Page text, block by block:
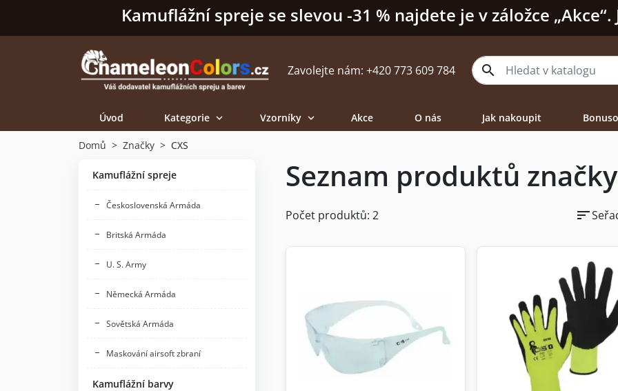
Kamuflážní spreje se slevou -31 % najdete je v záložce
Zavolejte nám:+420 773 609 784 
Úvod Kategorie  Vzorníky  Akce O nás Jak nakoupit
Domů Značky CXS
Kamuflážní spreje
Československá Armáda
Britská Armáda
U. S. Army
Německá Armáda
Sovětská Armáda
Maskování airsoft zbraní
Kamuflážní barvy
Seznam produktů značky
Počet produktů: 2 sort